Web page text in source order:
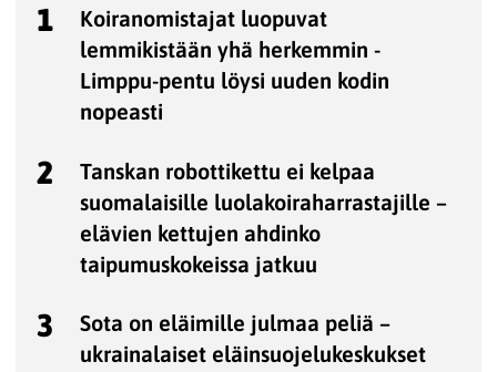
1
Koiranomistajat luopuvat
lemmikistään yhä herkemmin -
Limppu-pentu löysi uuden kodin
nopeasti
2
Tanskan robottikettu ei kelpaa
suomalaisille luolakoiraharrastajille –
elävien kettujen ahdinko
taipumuskokeissa jatkuu
3
Sota on eläimille julmaa peliä –
ukrainalaiset eläinsuojelukeskukset